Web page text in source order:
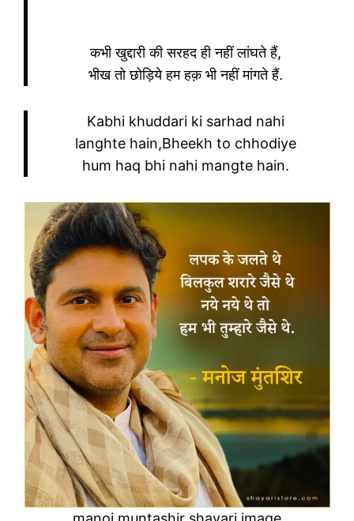
कभी खुद्दारी की सरहद ही नहीं लांघते हैं,
भीख तो छोड़िये हम हक़ भी नहीं मांगते हैं.
Kabhi khuddari ki sarhad nahi
langhte hain,Bheekh to chhodiye
hum haq bhi nahi mangte hain.